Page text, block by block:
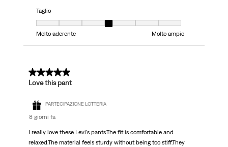
Taglio
Taglio, 4 su 7, dove 1 è uguale a Molto aderente e 7 è uguale a Molto
Molto aderente
Molto ampio
5 su 5 stelle.
Love this pant
PARTECIPAZIONE LOTTERIA
8 giorni fa
I really love these Levi's pants.The fit is comfortable and
relaxed.The material feels sturdy without being too stiff.They